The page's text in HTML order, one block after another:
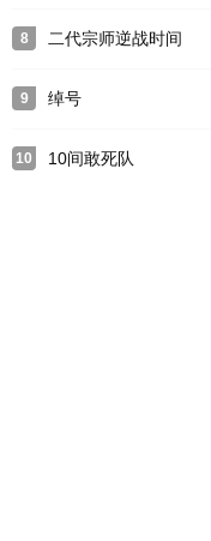
，使她有了活下去的希望
TT（余晓彤 饰）各自面对
矛盾与分歧，幸
陷入无尽的情绪反扑。她沉
events following t
8 二代宗师逆战时间
9 绰号
10 10间敢死队